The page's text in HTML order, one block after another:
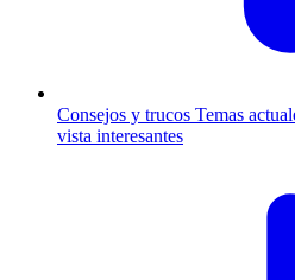
Consejos y trucos Temas
vista interesantes